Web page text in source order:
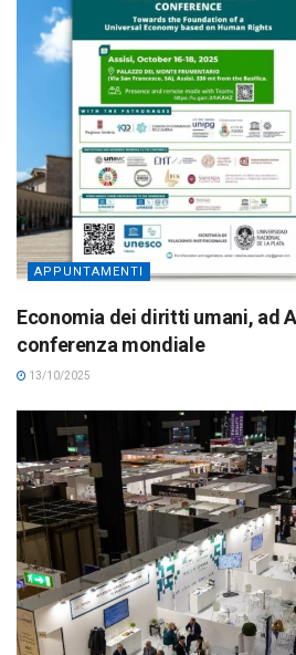
APPUNTAMENTI
Economia dei diritti umani, ad
conferenza mondiale
13/10/2025